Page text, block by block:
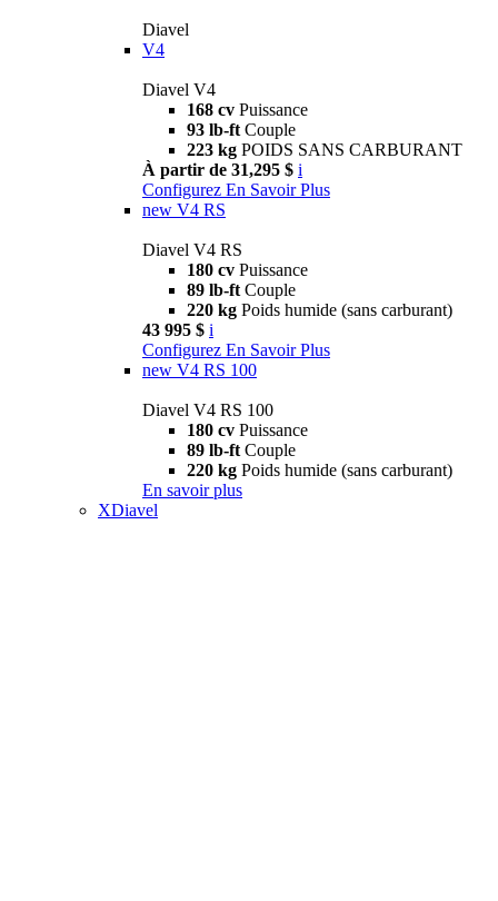
Diavel
V4
Diavel V4
168 cv Puissance
93 lb-ft Couple
223 kg POIDS SANS CARBURANT
À partir de 31,295 $ i
Configurez En Savoir Plus
new V4 RS
Diavel V4 RS
180 cv Puissance
89 lb-ft Couple
220 kg Poids humide (sans carburant)
43 995 $ i
Configurez En Savoir Plus
new V4 RS 100
Diavel V4 RS 100
180 cv Puissance
89 lb-ft Couple
220 kg Poids humide (sans carburant)
En savoir plus
XDiavel